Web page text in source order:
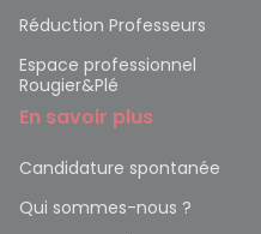
Réduction Professeurs
Espace professionnel
Rougier&Plé
En savoir plus
Candidature spontanée
Qui sommes-nous ?